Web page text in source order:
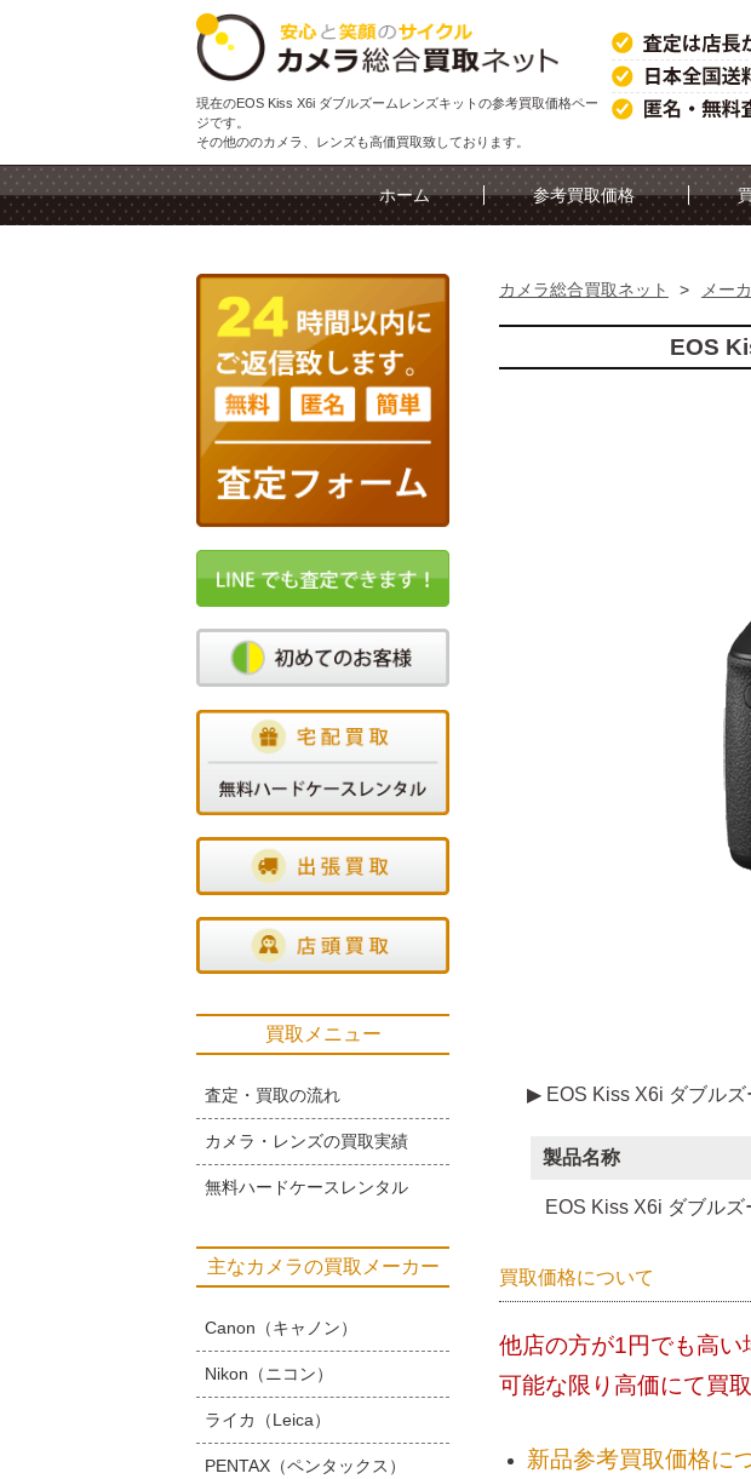
現在のEOS Kiss X6i ダブルズームレンズキットの参考買取価格ペー
ジです。
その他ののカメラ、レンズも高価買取致しております。
ホーム 参考買取価格
カメラ総合買取ネット > メー
EOS
▶ EOS Kiss X6i ダブルズ
製品名称
EOS Kiss X6i ダブルズ
買取価格について
他店の方が1円でも高い
可能な限り高価にて買
新品参考買取価格に
買取メニュー
査定・買取の流れ
カメラ・レンズの買取実績
無料ハードケースレンタル
主なカメラの買取メーカー
Canon（キャノン）
Nikon（ニコン）
ライカ（Leica）
PENTAX（ペンタックス）